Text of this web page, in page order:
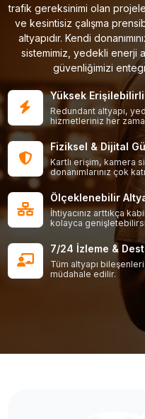
trafik gereksinimi olan
ve kesintisiz çalışma
altyapıdır. Kendi
sistemimiz, yedekli enerji
güvenliğimizi
Yüksek
Redundant altyapı,
hizmetleriniz her
Fiziksel & Dijital
Kartlı erişim, kamera
donanımlarınız çok
Ölçeklenebilir
İhtiyacınız arttıkça
kolayca
7/24 İzleme &
Tüm altyapı
müdahale edilir.